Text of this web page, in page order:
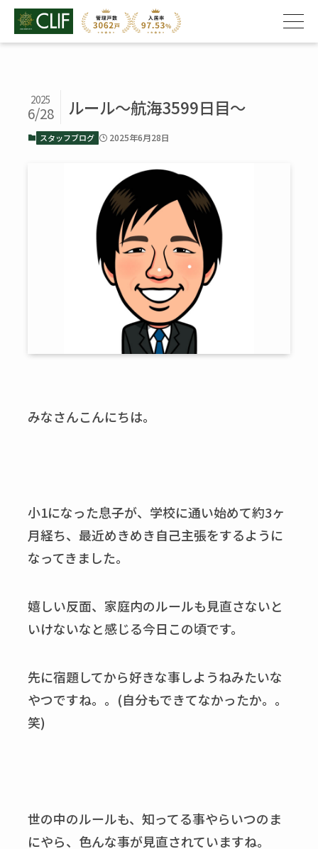
ルール～航海3599日目～
2025
6/28
スタッフブログ 2025年6月28日
みなさんこんにちは。
小1になった息子が、学校に通い始めて約3ヶ
月経ち、最近めきめき自己主張をするように
なってきました。
嬉しい反面、家庭内のルールも見直さないと
いけないなと感じる今日この頃です。
先に宿題してから好きな事しようねみたいな
やつですね。。(自分もできてなかったか。。
笑)
世の中のルールも、知ってる事やらいつのま
にやら、色んな事が見直されていますね。